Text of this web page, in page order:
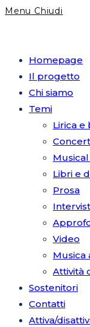
Menu Chiudi
Homepage
Il progetto
Chi siamo
Temi
Lirica e
Libri e
Prosa
Video
Musica
Attività
Sostenitori
Contatti
Attiva/